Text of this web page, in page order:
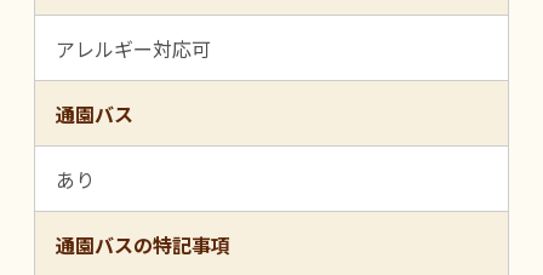
アレルギー対応可
通園バス
あり
通園バスの特記事項